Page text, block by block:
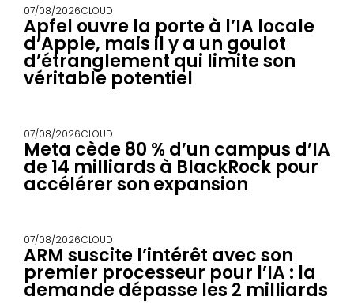
07/08/2026CLOUD
Apfel ouvre la porte à l’IA locale
d’Apple, mais il y a un goulot
d’étranglement qui limite son
véritable potentiel
07/08/2026CLOUD
Meta cède 80 % d’un campus d’IA
de 14 milliards à BlackRock pour
accélérer son expansion
07/08/2026CLOUD
ARM suscite l’intérêt avec son
premier processeur pour l’IA : la
demande dépasse les 2 milliards